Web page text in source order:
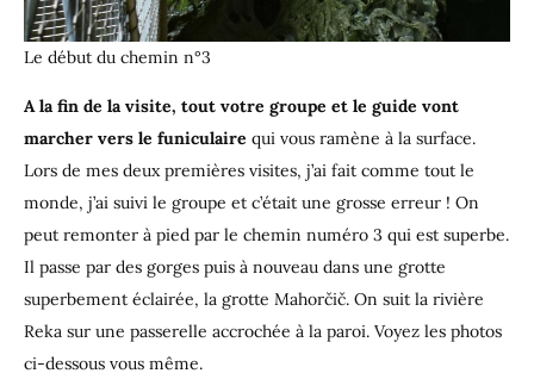
Le début du chemin n°3
A la fin de la visite, tout votre groupe et le guide vont
marcher vers le funiculaire qui vous ramène à la surface.
Lors de mes deux premières visites, j’ai fait comme tout le
monde, j’ai suivi le groupe et c’était une grosse erreur ! On
peut remonter à pied par le chemin numéro 3 qui est superbe.
Il passe par des gorges puis à nouveau dans une grotte
superbement éclairée, la grotte Mahorčič. On suit la rivière
Reka sur une passerelle accrochée à la paroi. Voyez les photos
ci-dessous vous même.